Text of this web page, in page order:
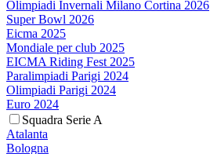
Olimpiadi Invernali Milano Cortina 2026
Super Bowl 2026
Eicma 2025
Mondiale per club 2025
EICMA Riding Fest 2025
Paralimpiadi Parigi 2024
Olimpiadi Parigi 2024
Euro 2024
Squadra Serie A
Atalanta
Bologna